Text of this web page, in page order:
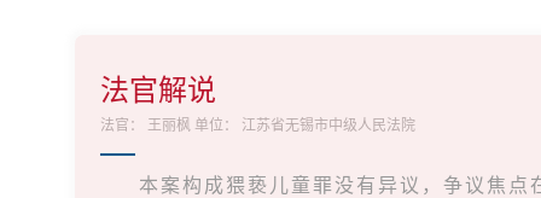
法官解说
法官： 王丽枫 单位： 江苏省无锡市中级人民法院
本案构成猥亵儿童罪没有异议，争议焦